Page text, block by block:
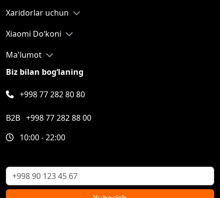
Xaridorlar uchun
Xiaomi Do‘koni
Ma'lumot
Biz bilan bog‘laning
+998 77 282 80 80
B2B +998 77 282 88 00
10:00 - 22:00